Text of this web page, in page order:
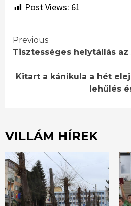
Post Views: 61
Continue
Previous
Tisztességes helytállás az
Kitart a kánikula a hét
lehűlés
VILLÁM HÍREK